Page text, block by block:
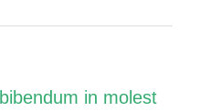
in molest